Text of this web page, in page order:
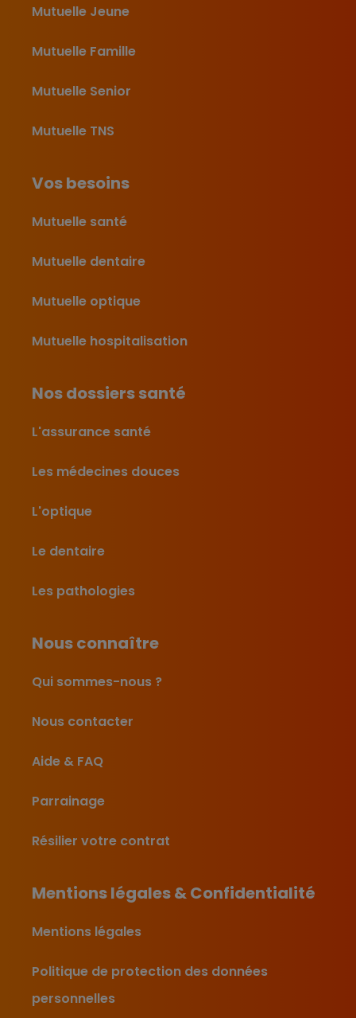
Mutuelle Jeune
Mutuelle Famille
Mutuelle Senior
Mutuelle TNS
Vos besoins
Mutuelle santé
Mutuelle dentaire
Mutuelle optique
Mutuelle hospitalisation
Nos dossiers santé
L'assurance santé
Les médecines douces
L'optique
Le dentaire
Les pathologies
Nous connaître
Qui sommes-nous ?
Nous contacter
Aide & FAQ
Parrainage
Résilier votre contrat
Mentions légales & Confidentialité
Mentions légales
Politique de protection des données
personnelles